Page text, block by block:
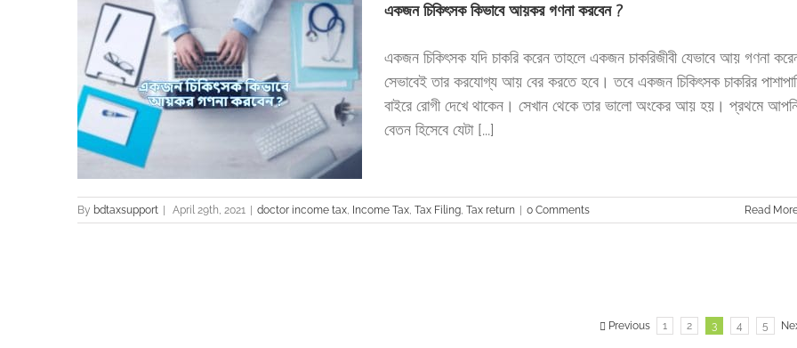
একজন চিকিৎসক কিভাবে আয়কর গণনা করবেন ?
একজন চিকিৎসক যদি চাকরি করেন তাহলে একজন চাকরিজীবী যেভাবে আয় গণনা
সেভাবেই তার করযোগ্য আয় বের করতে হবে। তবে একজন চিকিৎসক চাকরির
বাইরে রোগী দেখে থাকেন। সেখান থেকে তার ভালো অংকের আয় হয়। প্রথমে
বেতন হিসেবে যেটা [...]
By bdtaxsupport April 29th, 2021 doctor income tax, Income Tax, Tax Filing, Tax return 0 Comments Read
Previous 1 2 3 4 5